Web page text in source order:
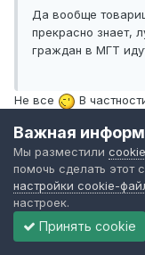
Да вообще
прекрасно знает,
граждан в МГТ
Не все
В
А с изменениями
Аккорд1970
Опубликовано
Важная
Мы разместили
помочь сделать этот
настройки cookie-
настроек.
Принять cookie